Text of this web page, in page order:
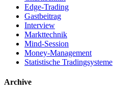
Edge-Trading
Gastbeitrag
Interview
Markttechnik
Mind-Session
Money-Management
Statistische Tradingsysteme
Archive